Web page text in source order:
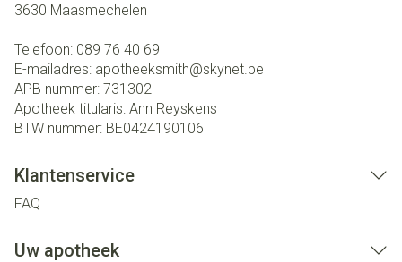
3630 Maasmechelen
Telefoon: 089 76 40 69
E-mailadres: apotheeksmith@skynet.be
APB nummer: 731302
Apotheek titularis: Ann Reyskens
BTW nummer: BE0424190106
Klantenservice
FAQ
Uw apotheek